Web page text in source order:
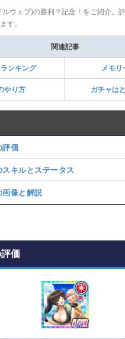
ルウェブ)の勝利？記念！をご紹介。
す。
関連記事
ンキング メモ
やり方 ガチャは
評価
キルとステータス
像と解説
価